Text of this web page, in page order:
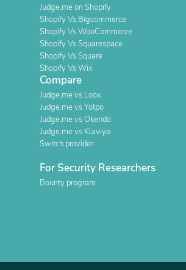
Judge.me on Shopify
Shopify Vs Bigcommerce
Shopify Vs WooCommerce
Shopify Vs Squarespace
Shopify Vs Square
Shopify Vs Wix
Compare
Judge.me vs Loox
Judge.me vs Yotpo
Judge.me vs Okendo
Judge.me vs Klaviyo
Switch provider
For Security Researchers
Bounty program